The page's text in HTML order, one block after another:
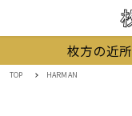
枚方の近
TOP HARMAN